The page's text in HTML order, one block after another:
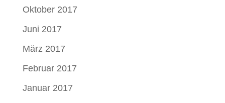
Oktober 2017
Juni 2017
März 2017
Februar 2017
Januar 2017